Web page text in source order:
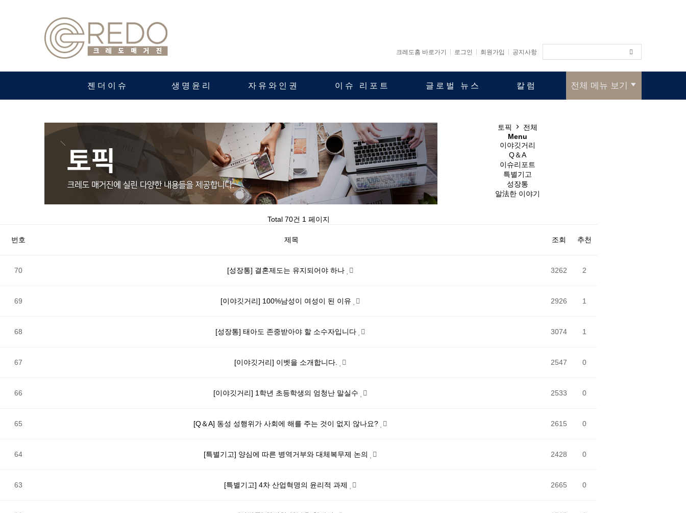
크레도홈 바로가기 로그인 회원가입 공지사항
전체 메뉴 보기
젠더이슈 생명윤리 자유와인권 이슈 리포트 글로벌 뉴스 칼럼
토픽
전체
Menu
이야깃거리
Q＆A
이슈리포트
특별기고
성장통
알法한 이야기
Total 70건 1 페이지
번호 제목 조회 추천
70 [성장통] 결혼제도는 유지되어야 하나 3262 2
69 [이야깃거리] 100%남성이 여성이 된 이유 2926 1
68 [성장통] 태아도 존중받아야 할 소수자입니다 3074 1
67 [이야깃거리] 이벳을 소개합니다. 2547 0
66 [이야깃거리] 1학년 초등학생의 엄청난 말실수 2533 0
65 [Q＆A] 동성 성행위가 사회에 해를 주는 것이 없지 않나요? 2615 0
64 [특별기고] 양심에 따른 병역거부와 대체복무제 논의 2428 0
63 [특별기고] 4차 산업혁명의 윤리적 과제 2665 0